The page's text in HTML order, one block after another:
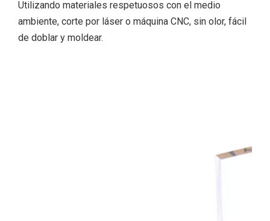
Utilizando materiales respetuosos con el medio
ambiente, corte por láser o máquina CNC, sin olor, fácil
de doblar y moldear.